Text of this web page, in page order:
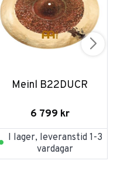
Meinl B22DUCR
6 799 kr
I lager, leveranstid 1-3
vardagar